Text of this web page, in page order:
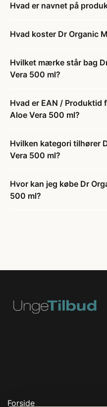
Hvad er navnet på
Hvad koster Dr Organic
Hvilket mærke står bag
Vera 500 ml?
Hvad er EAN / Produktid
Aloe Vera 500 ml?
Hvilken kategori tilhører
Vera 500 ml?
Hvor kan jeg købe Dr
500 ml?
Forside